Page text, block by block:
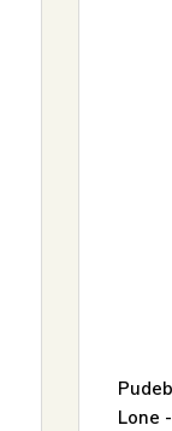
Lone